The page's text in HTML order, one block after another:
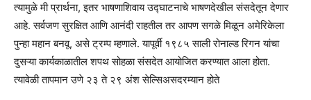
त्यामुळे मी प्रार्थना, इतर भाषणाशिवाय उद्घाटनाचे भाषणदेखील संसदेतून देणार
आहे. सर्वजण सुरक्षित आणि आनंदी राहतील तर आपण सगळे मिळून अमेरिकेला
पुन्हा महान बनवू, असे ट्रम्प म्हणाले. यापूर्वी १९८५ साली रोनाल्ड रिगन यांचा
दुसऱ्या कार्यकाळातील शपथ सोहळा संसदेत आयोजित करण्यात आला होता.
त्यावेळी तापमान उणे २३ ते २९ अंश सेल्सिअसदरम्यान होते